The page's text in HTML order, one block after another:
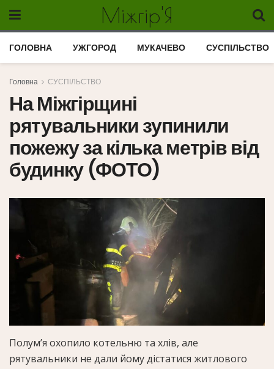
Міжгір'Я
ГОЛОВНА УЖГОРОД МУКАЧЕВО СУСПІЛЬСТВО
Головна СУСПІЛЬСТВО
На Міжгірщині
рятувальники зупинили
пожежу за кілька метрів від
будинку (ФОТО)
Полум’я охопило котельню та хлів, але
рятувальники не дали йому дістатися житлового